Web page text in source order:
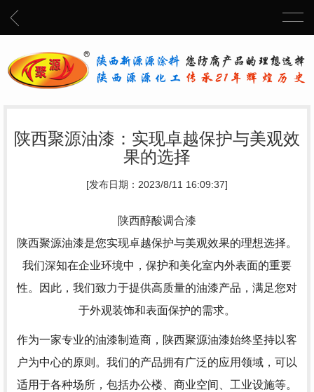
陕西聚源油漆：实现卓越保护与美观效
果的选择
[发布日期：2023/8/11 16:09:37]
陕西醇酸调合漆
陕西聚源油漆是您实现卓越保护与美观效果的理想选择。
我们深知在企业环境中，保护和美化室内外表面的重要
性。因此，我们致力于提供高质量的油漆产品，满足您对
于外观装饰和表面保护的需求。
作为一家专业的油漆制造商，陕西聚源油漆始终坚持以客
户为中心的原则。我们的产品拥有广泛的应用领域，可以
适用于各种场所，包括办公楼、商业空间、工业设施等。